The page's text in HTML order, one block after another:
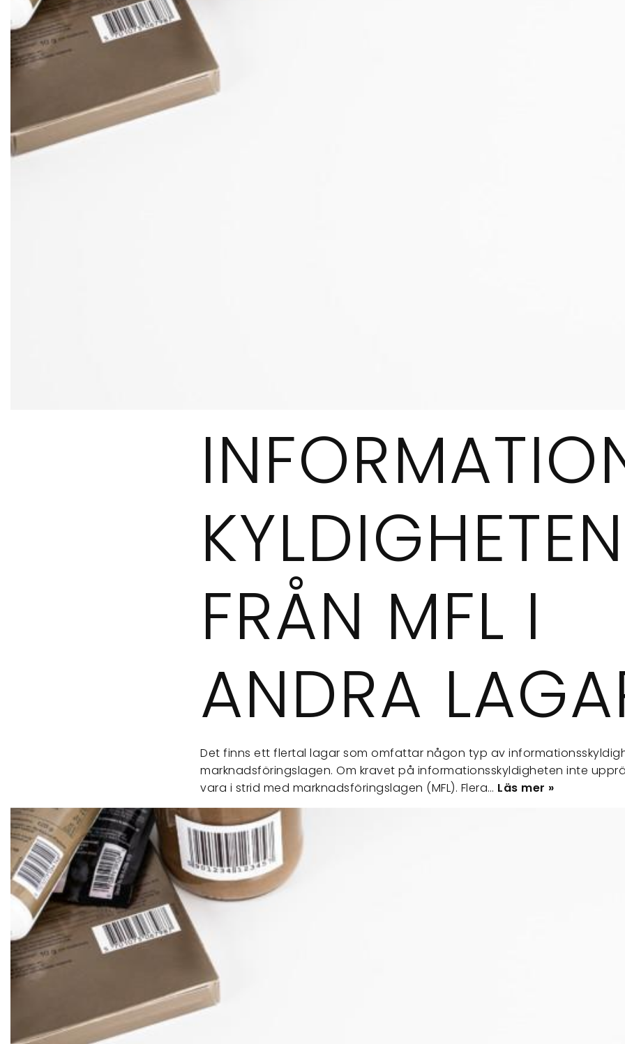
KYLDIGHETEN
FRÅN MFL I
ANDRA
Det finns ett flertal lagar som omfattar någon typ av
marknadsföringslagen. Om kravet på informationsskyldigheten inte
vara i strid med marknadsföringslagen (MFL). Flera… Läs mer »